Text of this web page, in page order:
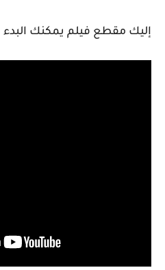
إليك مقطع فيلم يمكنك البدء